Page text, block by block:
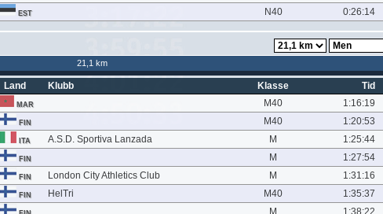
EST N40 0:26:14
21,1 km
Land Klubb Klasse Tid
MAR M40 1:16:19
FIN M40 1:20:53
ITA A.S.D. Sportiva Lanzada M 1:25:44
FIN M 1:27:54
FIN London City Athletics Club M 1:31:16
FIN HelTri M40 1:35:37
M 1:38:22